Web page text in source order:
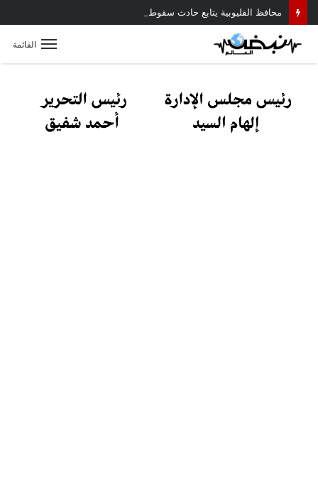
القائمة